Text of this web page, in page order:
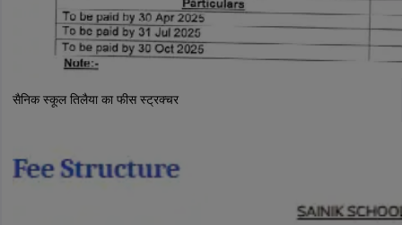
सैनिक स्कूल तिलैया का फीस स्ट्रक्चर